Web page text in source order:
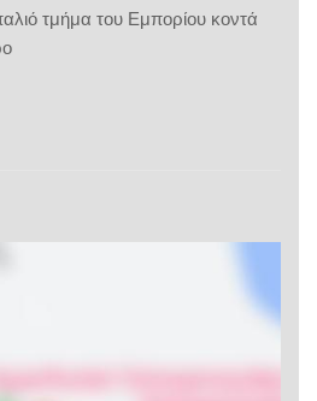
τμήμα του Εμπορίου κοντά